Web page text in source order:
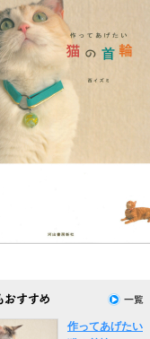
作ってあげたい